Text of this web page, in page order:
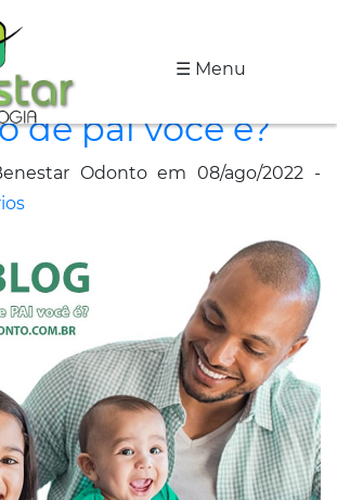
☰ Menu
de pai você é?
Odonto em 08/ago/2022 -